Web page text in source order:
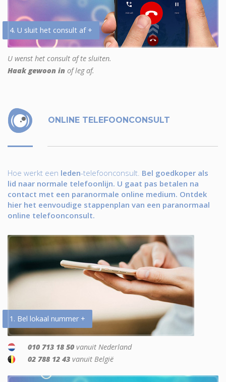
4. U sluit het consult af +
U wenst het consult af te sluiten.
Haak gewoon in of leg af.
ONLINE TELEFOONCONSULT
Hoe werkt een leden-telefoonconsult. Bel goedkoper als
lid naar normale telefoonlijn. U gaat pas betalen na
contact met een paranormale online medium. Ontdek
hier het eenvoudige stappenplan van een paranormaal
online telefoonconsult.
1. Bel lokaal nummer +
010 713 18 50 vanuit Nederland
02 788 12 43 vanuit België